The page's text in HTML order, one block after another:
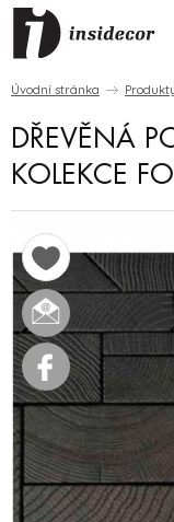
Úvodní stránka
DŘEVĚNÁ
KOLEKCE